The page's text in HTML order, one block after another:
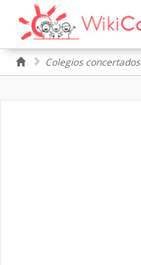
Colegios concertados